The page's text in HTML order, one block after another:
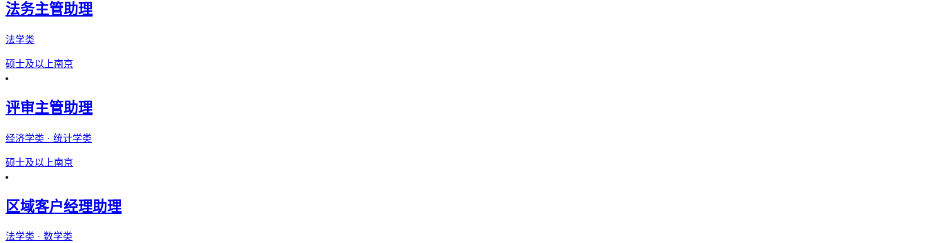
法务主管助理
法学类
硕士及以上南京
评审主管助理
经济学类 · 统计学类
硕士及以上南京
区域客户经理助理
法学类 · 数学类